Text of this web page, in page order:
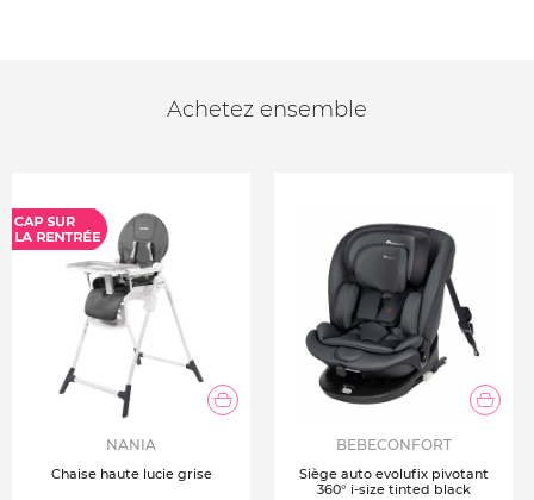
Achetez ensemble
NANIA
Chaise haute lucie grise
BEBECONFORT
Siège auto evolufix pivotant
360° i-size tinted black